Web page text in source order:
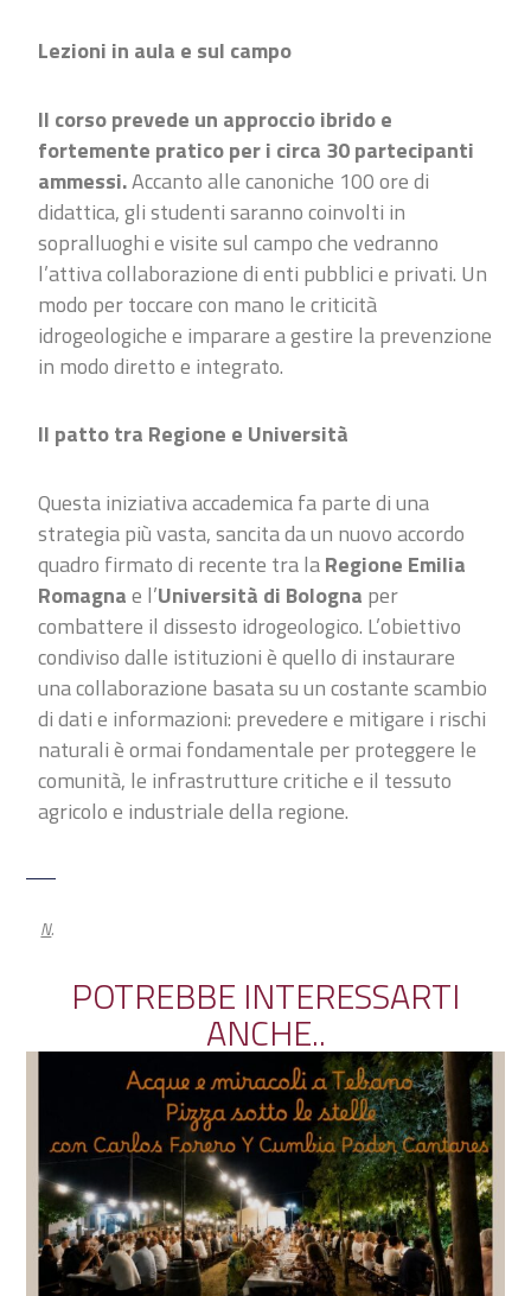
Lezioni in aula e sul campo
Il corso prevede un approccio ibrido e
fortemente pratico per i circa 30 partecipanti
ammessi.Accanto alle canoniche 100 ore di
didattica, gli studenti saranno coinvolti in
sopralluoghi e visite sul campo che vedranno
l’attiva collaborazione di enti pubblici e privati. Un
modo per toccare con mano le criticità
idrogeologiche e imparare a gestire la prevenzione
in modo diretto e integrato.
Il patto tra Regione e Università
Questa iniziativa accademica fa parte di una
strategia più vasta, sancita da un nuovo accordo
quadro firmato di recente tra laRegione Emilia
Romagnae l’Università di Bologna per
combattere il dissesto idrogeologico. L’obiettivo
condiviso dalle istituzioni è quello di instaurare
una collaborazione basata su un costante scambio
di dati e informazioni: prevedere e mitigare i rischi
naturali è ormai fondamentale per proteggere le
comunità, le infrastrutture critiche e il tessuto
agricolo e industriale della regione.
Next
POTREBBE INTERESSARTI
ANCHE..